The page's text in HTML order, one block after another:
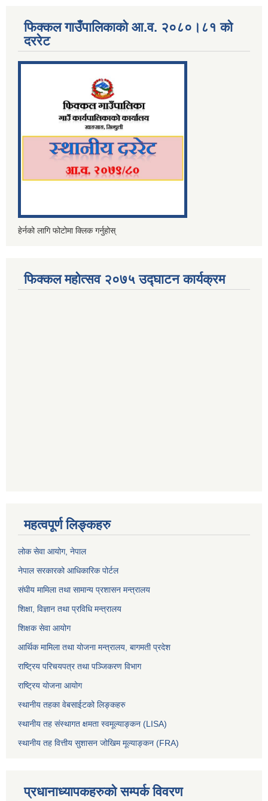
फिक्कल गाउँपालिकाको आ.व. २०८०।८१ को
दररेट
हेर्नको लागि फोटोमा क्लिक गर्नुहोस्
फिक्कल महोत्सव २०७५ उद्घाटन कार्यक्रम
महत्वपूर्ण लिङ्कहरु
लोक सेवा आयोग, नेपाल
नेपाल सरकारको आधिकारिक पोर्टल
संघीय मामिला तथा सामान्य प्रशासन मन्त्रालय
शिक्षा, विज्ञान तथा प्रविधि मन्त्रालय
शिक्षक सेवा आयोग
आर्थिक मामिला तथा योजना मन्त्रालय, बागमती प्रदेश
राष्ट्रिय परिचयपत्र तथा पञ्जिकरण विभाग
राष्ट्रिय योजना आयोग
स्थानीय तहका वेबसाईटको लिङ्कहरु
स्थानीय तह संस्थागत क्षमता स्वमूल्याङ्कन (LISA)
स्थानीय तह वित्तीय सुशासन जोखिम मूल्याङ्कन (FRA)
प्रधानाध्यापकहरुको सम्पर्क विवरण